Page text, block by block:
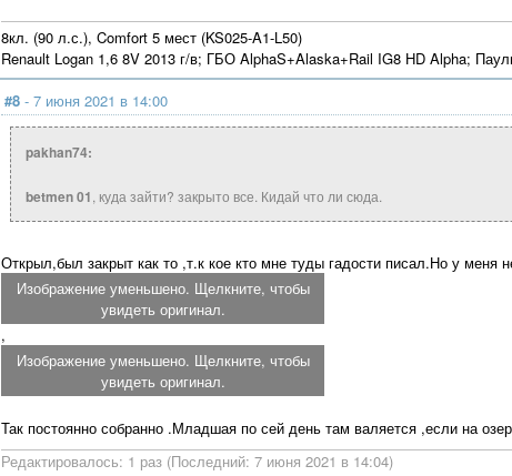
8кл. (90 л.с.), Comfort 5 мест (KS025-A1-L50)
Renault Logan 1,6 8V 2013 г/в; ГБО AlphaS+Alaska+Rail IG8 HD Alpha;
#8 - 7 июня 2021 в 14:00
pakhan74:
betmen 01, куда зайти? закрыто все. Кидай что ли сюда.
Открыл,был закрыт как то ,т.к кое кто мне туды гадости писал.Но у меня
Изображение уменьшено. Щелкните, чтобы
увидеть оригинал.
,
Изображение уменьшено. Щелкните, чтобы
увидеть оригинал.
Так постоянно собранно .Младшая по сей день там валяется ,если на
Редактировалось: 1 раз (Последний: 7 июня 2021 в 14:04)